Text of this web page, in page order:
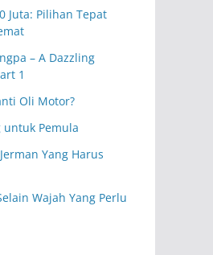
Juta: Pilihan Tepat
– A Dazzling
1
Oli Motor?
Pemula
Yang Harus
Wajah Yang Perlu